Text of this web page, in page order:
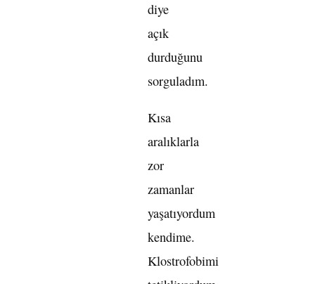
diye
açık
durduğunu
sorguladım.
Kısa
aralıklarla
zor
zamanlar
yaşatıyordum
kendime.
Klostrofobimi